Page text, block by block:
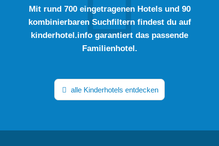
Mit rund 700 eingetragenen Hotels und 90
kombinierbaren Suchfiltern findest du auf
kinderhotel.info garantiert das passende
Familienhotel.
alle Kinderhotels entdecken